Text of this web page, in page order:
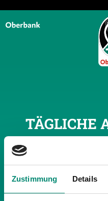
Zustimmung Details
TÄGLICHE